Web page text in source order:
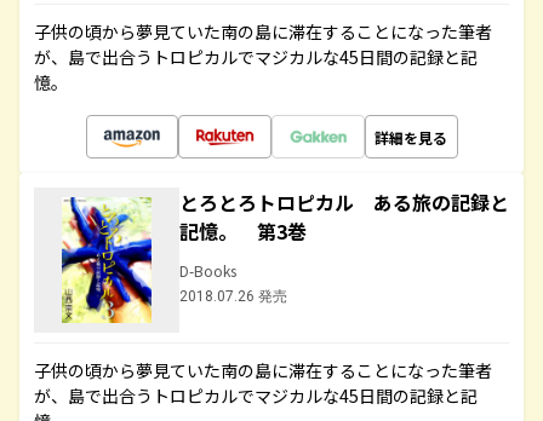
子供の頃から夢見ていた南の島に滞在することになった筆者
が、島で出合うトロピカルでマジカルな45日間の記録と記
憶。
詳細を見る
とろとろトロピカル ある旅の記録と
記憶。 第3巻
D-Books
2018.07.26 発売
子供の頃から夢見ていた南の島に滞在することになった筆者
が、島で出合うトロピカルでマジカルな45日間の記録と記